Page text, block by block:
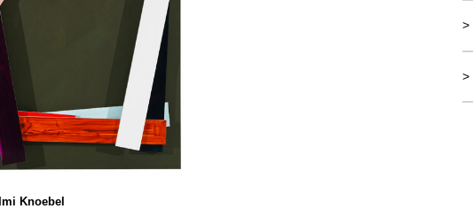
Knoebel
>
>